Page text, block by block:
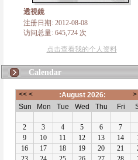
透視鏡
注册日期: 2012-08-08
访问总量: 645,724 次
点击查看我的个人资料
Calendar